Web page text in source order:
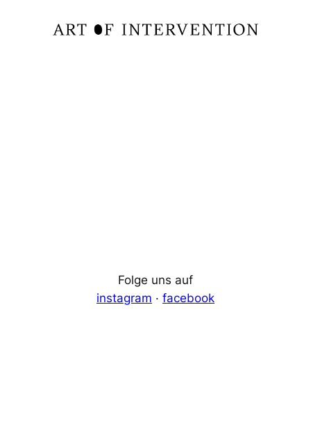
Folge uns auf
instagram · facebook